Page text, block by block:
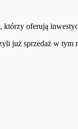
którzy oferują
już sprzedaż w tym